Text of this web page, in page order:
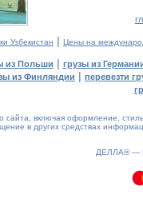
Узбекистан | Цены на
из Польши | грузы из
из Финляндии | перевезти
включая оформление,
в других средствах
ДЕЛЛА® —